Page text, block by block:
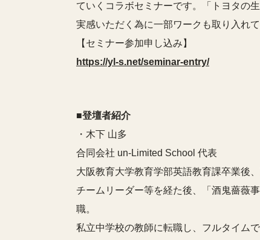
ていくコラボセミナーです。「トヨタの
実感いただく為に一部ワークも取り入れて
【セミナー参加申し込み】
https://yl-s.net/seminar-entry/
■登壇者紹介
・木下 山多
合同会社 un-Limited School 代表
大阪教育大学教育学部英語教育課卒業後
チームリーダー等を経た後、「酒鬼薔薇
職。
私立中学校の教師に転職し、フルタイム